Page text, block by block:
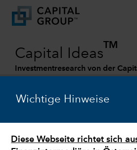
Wichtige Hinweise
Diese Webseite richtet sich
Capital Ideas
TM
Investmentresearch von der